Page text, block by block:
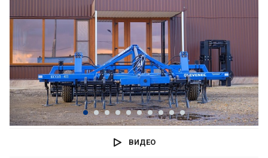
ВИДЕО